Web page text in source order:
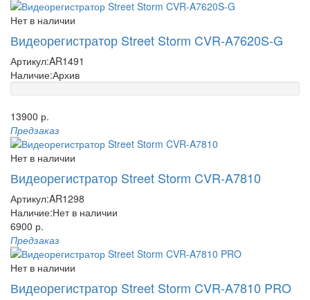
Нет в наличии
Видеорегистратор Street Storm CVR-A7620S-G
Артикул:AR1491
Наличие:Архив
13900 р.
Предзаказ
Нет в наличии
Видеорегистратор Street Storm CVR-A7810
Артикул:AR1298
Наличие:Нет в наличии
6900 р.
Предзаказ
Нет в наличии
Видеорегистратор Street Storm CVR-A7810 PRO